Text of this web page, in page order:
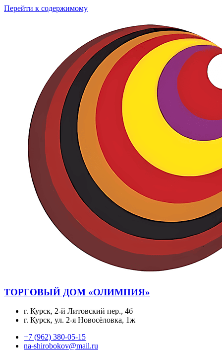
Перейти к содержимому
ТОРГОВЫЙ ДОМ «ОЛИМПИЯ»
г. Курск, 2-й Литовский пер., 4б
г. Курск, ул. 2-я Новосёловка, 1ж
+7 (962) 380-05-15
na-shirobokov@mail.ru